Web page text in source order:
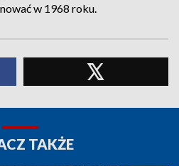
w 1968 roku.
TAKŻE